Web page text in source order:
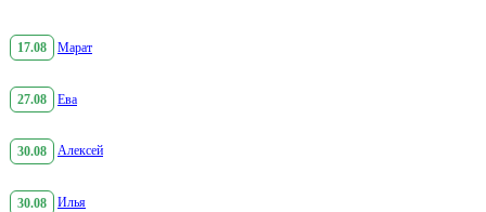
17.08 Марат
27.08 Ева
30.08 Алексей
30.08 Илья